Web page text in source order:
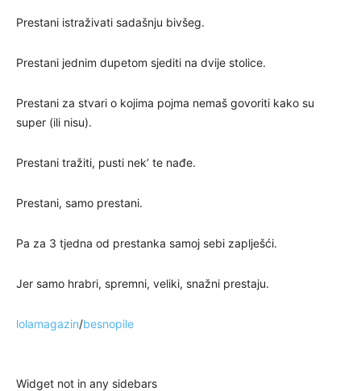
Prestani istraživati sadašnju bivšeg.
Prestani jednim dupetom sjediti na dvije stolice.
Prestani za stvari o kojima pojma nemaš govoriti kako su
super (ili nisu).
Prestani tražiti, pusti nek’ te nađe.
Prestani, samo prestani.
Pa za 3 tjedna od prestanka samoj sebi zaplješći.
Jer samo hrabri, spremni, veliki, snažni prestaju.
lolamagazin/besnopile
Widget not in any sidebars